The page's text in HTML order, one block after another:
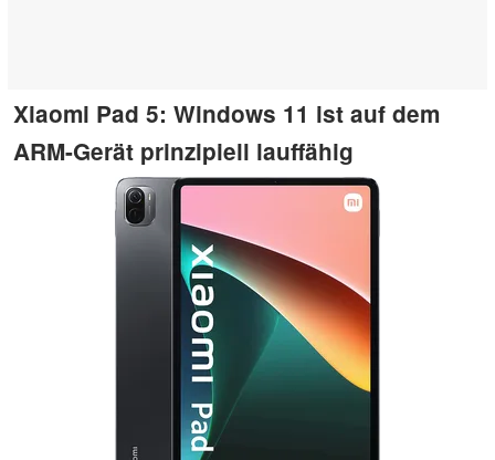
Xiaomi Pad 5: Windows 11 ist auf dem
ARM-Gerät prinzipiell lauffähig